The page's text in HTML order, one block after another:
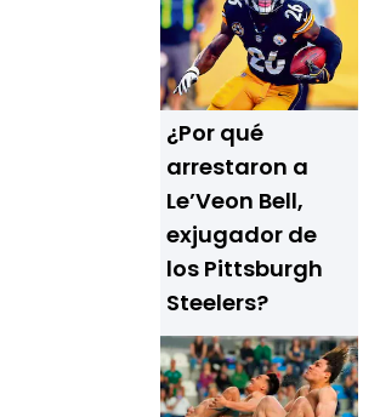
¿Por qué
arrestaron a
Le’Veon Bell,
exjugador de
los Pittsburgh
Steelers?